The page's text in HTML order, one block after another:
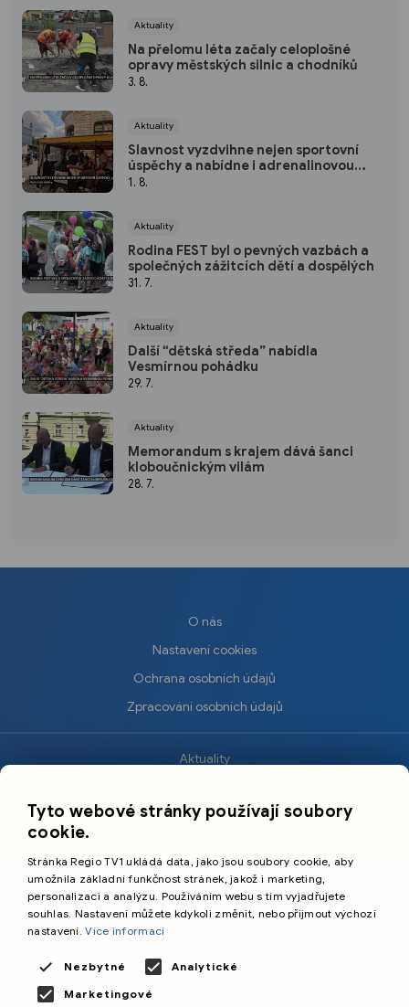
Aktuality
Na přelomu léta začaly celoplošné
opravy městských silnic a chodníků
3. 8.
Aktuality
Slavnost vyzdvihne nejen sportovní
úspěchy a nabídne i adrenalinovou
zábavu
1. 8.
Aktuality
Rodina FEST byl o pevných vazbách a
společných zážitcích dětí a dospělých
31. 7.
Aktuality
Další “dětská středa” nabídla
Vesmírnou pohádku
29. 7.
Aktuality
Memorandum s krajem dává šanci
kloboučnickým vilám
28. 7.
O nás
Nastavení cookies
Ochrana osobních údajů
Zpracování osobních údajů
Aktuality
Sport
Cestování
Primetime Media s.r.o.
Tyto webové stránky používají soubory
cookie.
Stránka Regio TV1 ukládá data, jako jsou soubory cookie, aby
umožnila základní funkčnost stránek, jakož i marketing,
personalizaci a analýzu. Používáním webu s tím vyjadřujete
souhlas. Nastavení můžete kdykoli změnit, nebo přijmout výchozí
nastavení.Více informací
Nezbytné
Analytické
Marketingové